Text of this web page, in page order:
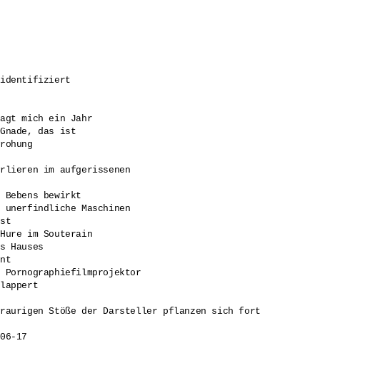
identifiziert
mich ein Jahr
das ist
im aufgerissenen
Bebens bewirkt
unerfindliche Maschinen
im Souterain
Hauses
Pornographiefilmprojektor
Stöße der Darsteller pflanzen sich fort
17